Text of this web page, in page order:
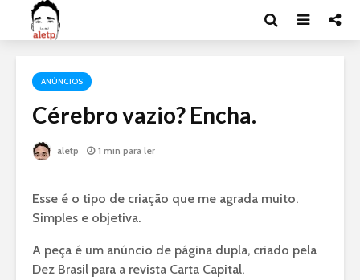
ANÚNCIOS
Cérebro vazio? Encha.
aletp 1 min para ler
Esse é o tipo de criação que me agrada muito.
Simples e objetiva.
A peça é um anúncio de página dupla, criado pela
Dez Brasil para a revista Carta Capital.